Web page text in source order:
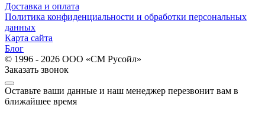
Доставка и оплата
Политика конфиденциальности и обработки персональных
данных
Карта сайта
Блог
© 1996 - 2026 ООО «СМ Русойл»
Заказать звонок
Оставьте ваши данные и наш менеджер перезвонит вам в
ближайшее время